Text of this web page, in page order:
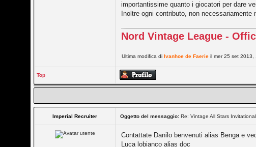
importantissime quanto i giocatori per dare
Inoltre ogni contributo, non
Nord Vintage League -
Ultima modifica diIvanhoe de Faerie il mer 25 set 2013,
Top
Imperial Recruiter Oggetto del messaggio: Re: Vintage All Stars
Contattate Danilo benvenuti alias Benga e
Luca lobianco alias doc